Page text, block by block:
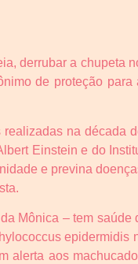
derrubar a chupeta
de proteção
na década
Einstein e do
e previna
Mônica – tem saúde
epidermidis
aos